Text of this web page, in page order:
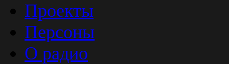
Проекты
Персоны
О радио